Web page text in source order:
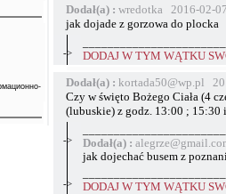
Dodał(a) : wredotka 2016-02-
jak dojade z gorzowa do plocka
->
DODAJ W TYM WĄTKU
Dodał(a) : kortada50@wp.pl
Czy w święto Bożego Ciała (4
(lubuskie) z godz. 13:00 ; 15:30
->
Dodał(a) :
jak dojechać busem z
->
DODAJ W TYM WĄTKU